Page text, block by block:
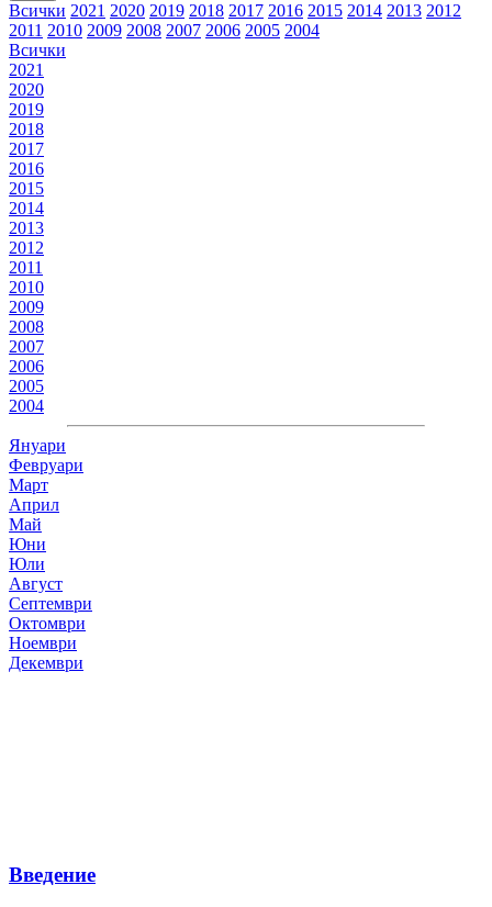
Всички 2021 2020 2019 2018 2017 2016 2015 2014 2013 2012
2011 2010 2009 2008 2007 2006 2005 2004
Всички
2021
2020
2019
2018
2017
2016
2015
2014
2013
2012
2011
2010
2009
2008
2007
2006
2005
2004
Януари
Февруари
Март
Април
Май
Юни
Юли
Август
Септември
Октомври
Ноември
Декември
Введение